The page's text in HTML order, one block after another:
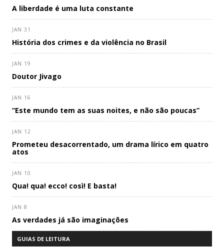
A liberdade é uma luta constante
JAN 31
História dos crimes e da violência no Brasil
JAN 19
Doutor Jivago
JAN 16
“Este mundo tem as suas noites, e não são poucas”
JAN 12
Prometeu desacorrentado, um drama lírico em quatro
atos
JAN 10
Qua! qua! ecco! così! E basta!
JAN 8
As verdades já são imaginações
GUIAS DE LEITURA